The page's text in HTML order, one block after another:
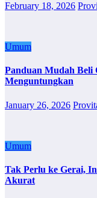
February 18, 2026
Umum
Panduan Mudah Beli
Menguntungkan
January 26, 2026
Umum
Tak Perlu ke Gerai,
Akurat